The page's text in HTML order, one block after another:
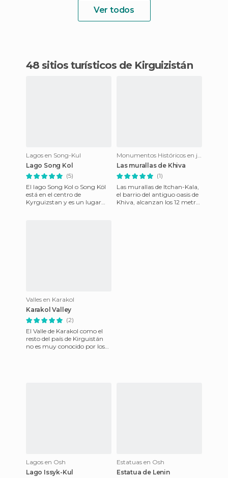
Ver todos
48 sitios turísticos de Kirguizistán
Lagos en Song-Kul
Lago Song Kol
(5)
El lago Song Kol o Song Köl
está en el centro de
Kyrguizstan y es un lugar
Monumentos Históricos en jivia
Las murallas de Khiva
(1)
Las murallas de Itchan-Kala,
el barrio del antiguo oasis de
Khiva, alcanzan los 12 metros
Valles en Karakol
Karakol Valley
(2)
El Valle de Karakol como el
resto del país de Kirguistán
no es muy conocido por los
Lagos en Osh
Lago Issyk-Kul
Estatuas en Osh
Estatua de Lenin